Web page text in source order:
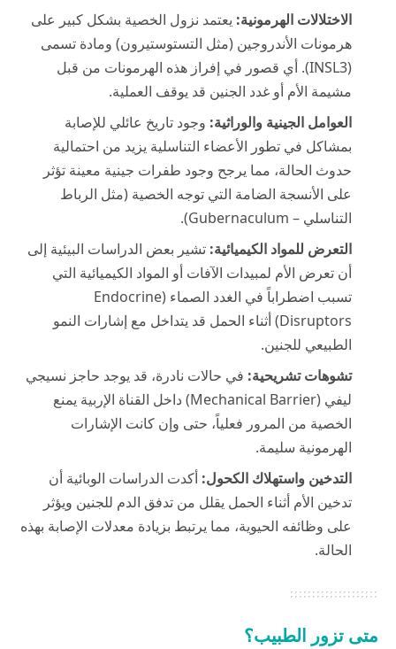
الاختلالات الهرمونية: يعتمد نزول الخصية بشكل كبير على
هرمونات الأندروجين (مثل التستوستيرون) ومادة تسمى
(INSL3). أي قصور في إفراز هذه الهرمونات من قبل
مشيمة الأم أو غدد الجنين قد يوقف العملية.
العوامل الجينية والوراثية: وجود تاريخ عائلي للإصابة
بمشاكل في تطور الأعضاء التناسلية يزيد من احتمالية
حدوث الحالة، مما يرجح وجود طفرات جينية معينة تؤثر
على الأنسجة الضامة التي توجه الخصية (مثل الرباط
التناسلي – Gubernaculum).
التعرض للمواد الكيميائية: تشير بعض الدراسات البيئية إلى
أن تعرض الأم لمبيدات الآفات أو المواد الكيميائية التي
تسبب اضطراباً في الغدد الصماء (Endocrine
Disruptors) أثناء الحمل قد يتداخل مع إشارات النمو
الطبيعي للجنين.
تشوهات تشريحية: في حالات نادرة، قد يوجد حاجز نسيجي
ليفي (Mechanical Barrier) داخل القناة الإربية يمنع
الخصية من المرور فعلياً، حتى وإن كانت الإشارات
الهرمونية سليمة.
التدخين واستهلاك الكحول: أكدت الدراسات الوبائية أن
تدخين الأم أثناء الحمل يقلل من تدفق الدم للجنين ويؤثر
على وظائفه الحيوية، مما يرتبط بزيادة معدلات الإصابة بهذه
الحالة.
متى تزور الطبيب؟